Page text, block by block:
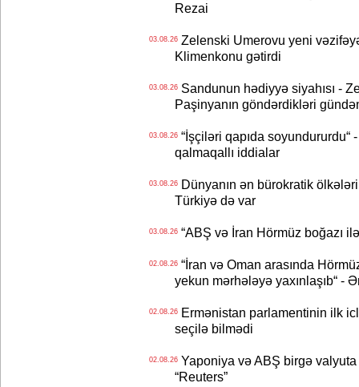
Rezai
03.08.26Zelenski Umerovu yeni
Klimenkonu gətirdi
03.08.26Sandunun hədiyyə siyahısı -
Paşinyanın göndərdikləri
03.08.26“İşçiləri qapıda soyundururdu“
qalmaqallı iddialar
03.08.26Dünyanın ən bürokratik ölkələri
Türkiyə də var
03.08.26“ABŞ və İran Hörmüz boğazı ilə
02.08.26“İran və Oman arasında
yekun mərhələyə yaxınlaşıb“ -
02.08.26Ermənistan parlamentinin ilk
seçilə bilmədi
02.08.26Yaponiya və ABŞ birgə valyuta
“Reuters”